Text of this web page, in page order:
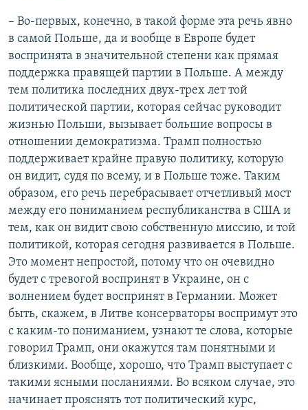
– Во-первых, конечно, в такой форме эта речь явно
в самой Польше, да и вообще в Европе будет
воспринята в значительной степени как прямая
поддержка правящей партии в Польше. А между
тем политика последних двух-трех лет той
политической партии, которая сейчас руководит
жизнью Польши, вызывает большие вопросы в
отношении демократизма. Трамп полностью
поддерживает крайне правую политику, которую
он видит, судя по всему, и в Польше тоже. Таким
образом, его речь перебрасывает отчетливый мост
между его пониманием республиканства в США и
тем, как он видит свою собственную миссию, и той
политикой, которая сегодня развивается в Польше.
Это момент непростой, потому что он очевидно
будет с тревогой воспринят в Украине, он с
волнением будет воспринят в Германии. Может
быть, скажем, в Литве консерваторы воспримут это
с каким-то пониманием, узнают те слова, которые
говорил Трамп, они окажутся там понятными и
близкими. Вообще, хорошо, что Трамп выступает с
такими ясными посланиями. Во всяком случае, это
начинает прояснять тот политический курс,